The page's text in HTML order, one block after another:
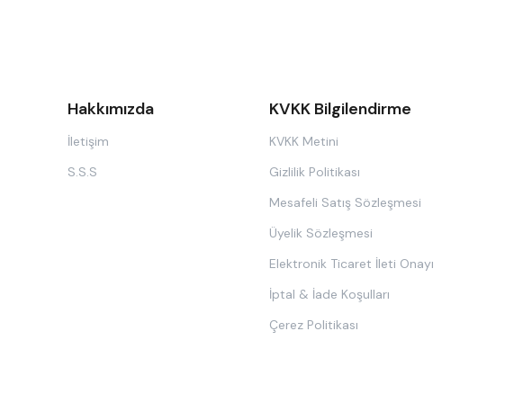
Hakkımızda
İletişim
S.S.S
KVKK Bilgilendirme
KVKK Metini
Gizlilik Politikası
Mesafeli Satış Sözleşmesi
Üyelik Sözleşmesi
Elektronik Ticaret İleti Onayı
İptal & İade Koşulları
Çerez Politikası